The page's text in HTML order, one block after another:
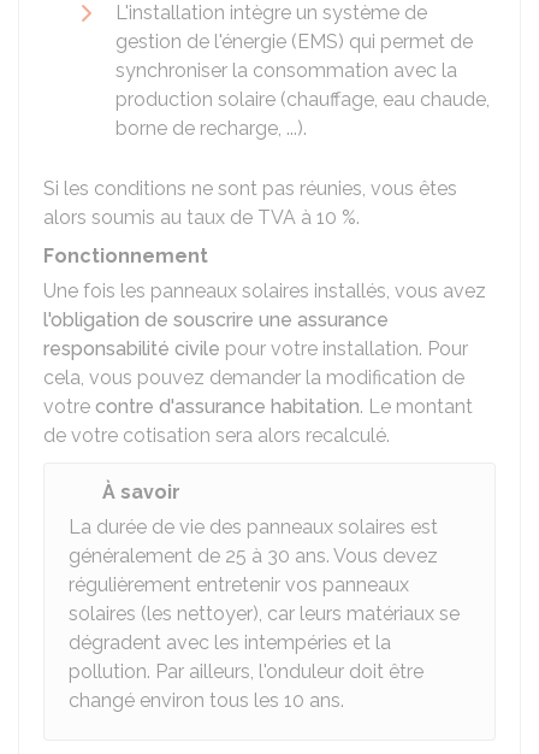
L'installation intègre un système de
gestion de l'énergie (EMS) qui permet de
synchroniser la consommation avec la
production solaire (chauffage, eau chaude,
borne de recharge, ...).
Si les conditions ne sont pas réunies, vous êtes
alors soumis au taux de TVA à 10 %.
Fonctionnement
Une fois les panneaux solaires installés, vous avez
l'obligation de souscrire une assurance
responsabilité civile pour votre installation. Pour
cela, vous pouvez demander la modification de
votre contre d'assurance habitation. Le montant
de votre cotisation sera alors recalculé.
À savoir
La durée de vie des panneaux solaires est
généralement de 25 à 30 ans. Vous devez
régulièrement entretenir vos panneaux
solaires (les nettoyer), car leurs matériaux se
dégradent avec les intempéries et la
pollution. Par ailleurs, l'onduleur doit être
changé environ tous les 10 ans.